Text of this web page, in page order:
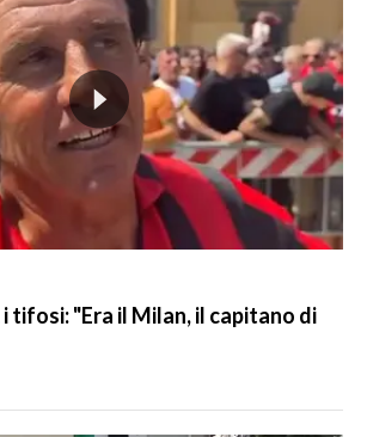
tifosi: "Era il Milan, il capitano di